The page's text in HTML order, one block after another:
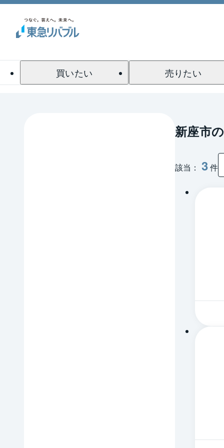
買いたい 売りたい
新座市
該当： 3件